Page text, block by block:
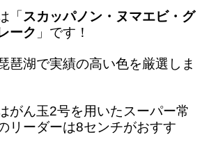
「スカッパノン・ヌマエビ・グ
ーク 」です！
琶湖で実績の高い色を厳選しま
がん玉2号を用いたスーパー常
リーダーは8センチがおすす